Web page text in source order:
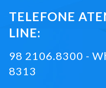
TELEFONE
LINE:
98 2106.8300 -
8313